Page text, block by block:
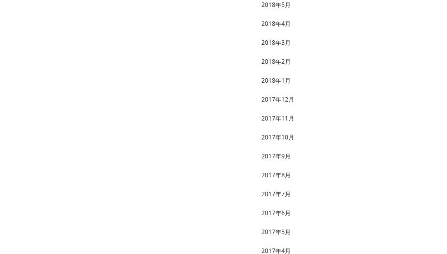
2018年5月
2018年4月
2018年3月
2018年2月
2018年1月
2017年12月
2017年11月
2017年10月
2017年9月
2017年8月
2017年7月
2017年6月
2017年5月
2017年4月